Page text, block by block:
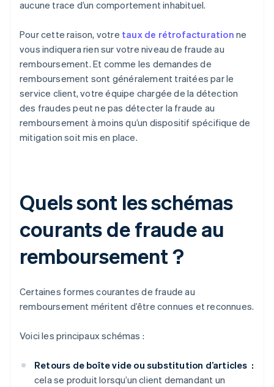
aucune trace d’un comportement inhabituel.
Pour cette raison, votre taux de rétrofacturation ne
vous indiquera rien sur votre niveau de fraude au
remboursement. Et comme les demandes de
remboursement sont généralement traitées par le
service client, votre équipe chargée de la détection
des fraudes peut ne pas détecter la fraude au
remboursement à moins qu’un dispositif spécifique de
mitigation soit mis en place.
Quels sont les schémas
courants de fraude au
remboursement ?
Certaines formes courantes de fraude au
remboursement méritent d’être connues et reconnues.
Voici les principaux schémas :
Retours de boîte vide ou substitution d’articles :
cela se produit lorsqu’un client demandant un